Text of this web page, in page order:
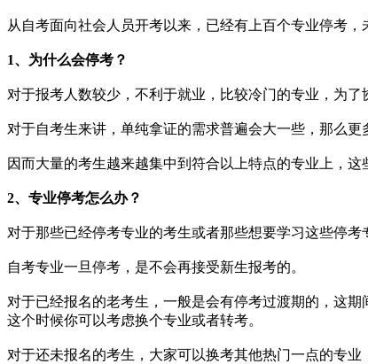
从自考面向社会人员开考以来，已经有上百个专业停考
1、为什么会停考？
对于报考人数较少，不利于就业，比较冷门的专业，为
对于自考生来讲，单纯拿证的需求普遍会大一些，那么
因而大量的考生越来越集中到符合以上特点的专业上，
2、专业停考怎么办？
对于那些已经停考专业的考生或者那些想要学习这些停考
自考专业一旦停考，是不会再接受新生报考的。
对于已经报名的老考生，一般是会有停考过渡期的，这
这个时候你可以考虑换个专业或者转考。
对于还未报名的考生，大家可以换考其他热门一点的专业